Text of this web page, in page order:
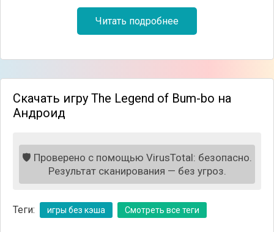
Игровой процесс достаточно легкий, вам
предстоит вести пошаговые сражения с
противник атакует поочерёдно, используя
Читать подробнее
Скачать игру The Legend of Bum-bo на
Андроид
🛡️ Проверено с помощью VirusTotal: безопасно.
Результат сканирования — без угроз.
Теги: игры без кэша Смотреть все теги